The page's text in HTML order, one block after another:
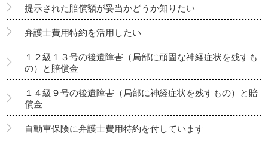
提示された賠償額が妥当かどうか知りたい
弁護士費用特約を活用したい
１２級１３号の後遺障害（局部に頑固な神経症状を残すも
の）と賠償金
１４級９号の後遺障害（局部に神経症状を残すもの）と賠
償金
自動車保険に弁護士費用特約を付しています